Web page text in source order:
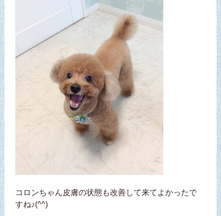
コロンちゃん皮膚の状態も改善して来てよかったで
すね♪(^^)